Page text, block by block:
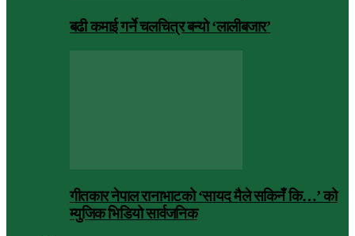
बढी कमाई गर्ने चलचित्र बन्यो ‘लालीबजार’
गीतकार नेपाल रानाभाटको ‘सायद मैले सकिनँ कि…’ को
म्युजिक भिडियो सार्वजनिक